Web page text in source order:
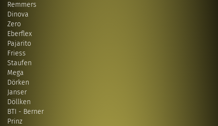
Remmers
Dinova
Zero
Eberflex
Pajarito
Friess
Staufen
Mega
Dörken
Janser
Döllken
BTI - Berner
Prinz